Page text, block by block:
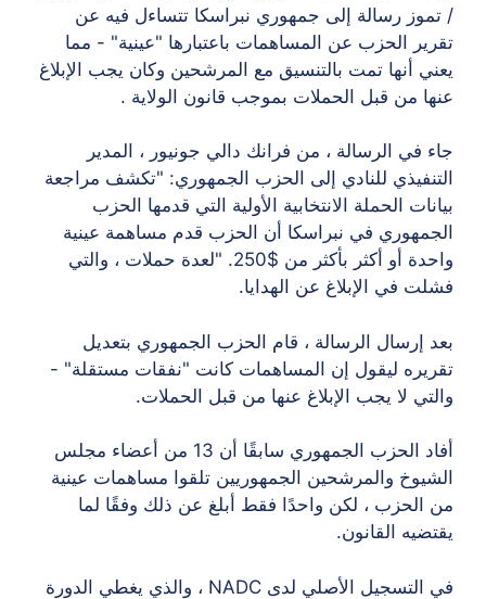
/ تموز رسالة إلى جمهوري نبراسكا تتساءل فيه عن
تقرير الحزب عن المساهمات باعتبارها "عينية" - مما
يعني أنها تمت بالتنسيق مع المرشحين وكان يجب الإبلاغ
عنها من قبل الحملات بموجب قانون الولاية .
جاء في الرسالة ، من فرانك دالي جونيور ، المدير
التنفيذي للنادي إلى الحزب الجمهوري: "تكشف مراجعة
بيانات الحملة الانتخابية الأولية التي قدمها الحزب
الجمهوري في نبراسكا أن الحزب قدم مساهمة عينية
واحدة أو أكثر بأكثر من $250. "لعدة حملات ، والتي
فشلت في الإبلاغ عن الهدايا.
بعد إرسال الرسالة ، قام الحزب الجمهوري بتعديل
تقريره ليقول إن المساهمات كانت "نفقات مستقلة" -
والتي لا يجب الإبلاغ عنها من قبل الحملات.
أفاد الحزب الجمهوري سابقًا أن 13 من أعضاء مجلس
الشيوخ والمرشحين الجمهوريين تلقوا مساهمات عينية
من الحزب ، لكن واحدًا فقط أبلغ عن ذلك وفقًا لما
يقتضيه القانون.
في التسجيل الأصلي لدى NADC ، والذي يغطي الدورة